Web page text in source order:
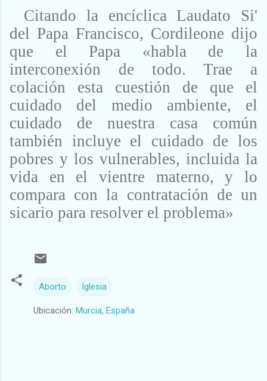
Citando la encíclica Laudato Si'
del Papa Francisco, Cordileone dijo
que el Papa «habla de la
interconexión de todo. Trae a
colación esta cuestión de que el
cuidado del medio ambiente, el
cuidado de nuestra casa común
también incluye el cuidado de los
pobres y los vulnerables, incluida la
vida en el vientre materno, y lo
compara con la contratación de un
sicario para resolver el problema»
Aborto Iglesia
Ubicación: Murcia, España